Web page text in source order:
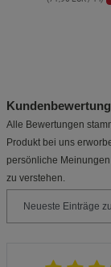
Alle Bewertungen
Produkt bei uns
persönliche
zu verstehen.